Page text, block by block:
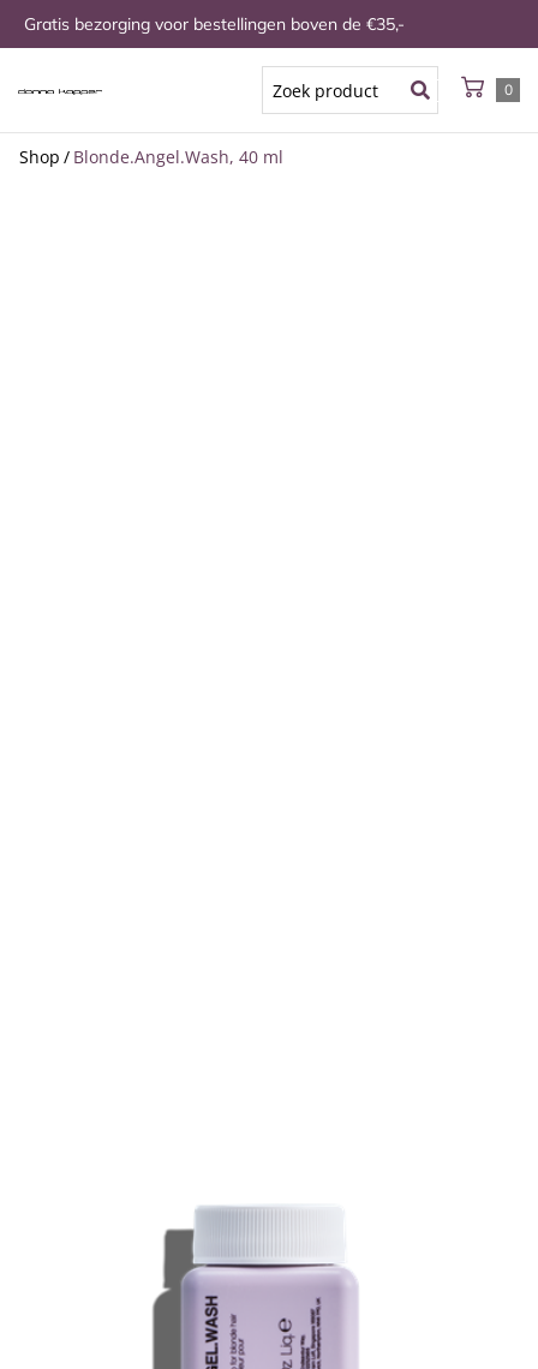
Gratis bezorging voor bestellingen boven de €35,-
0
Shop / Blonde.Angel.Wash, 40 ml